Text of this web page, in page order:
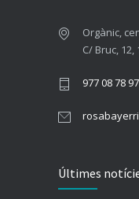
Orgànic,
C/ Bruc, 12,
977 08 78 97
Últimes